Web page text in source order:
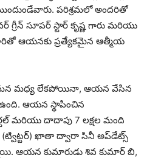
పరిశ్రమలో అందరితో
గ్రీన్ సూపర్ స్టార్ కృష్ణ గారు మరియు
ఆయనకు ప్రత్యేకమైన ఆత్మీయ
మన మధ్య లేకపోయినా, ఆయన వేసిన
ఆయన స్థాపించిన
మరియు దాదాపు 7 లక్షల మంది
(ట్విట్టర్) ఖాతా ద్వారా సినీ అప్‌డేట్స్
ఆయన కుమారుడు శివ కుమార్ బి,